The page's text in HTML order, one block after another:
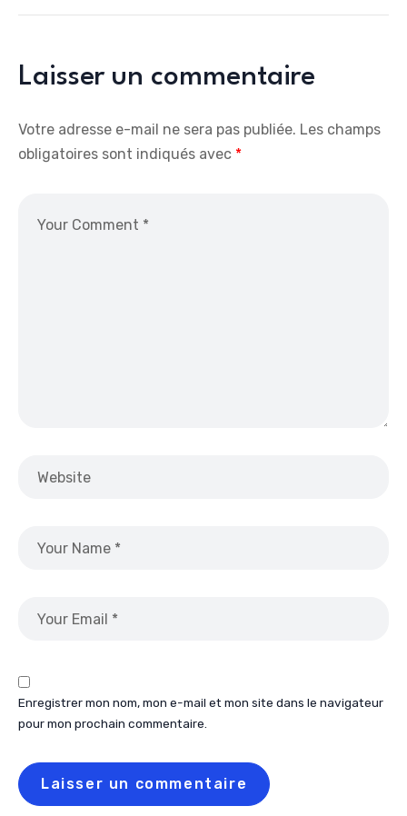
Laisser un commentaire
Votre adresse e-mail ne sera pas publiée. Les champs
obligatoires sont indiqués avec *
Enregistrer mon nom, mon e-mail et mon site dans le navigateur
pour mon prochain commentaire.